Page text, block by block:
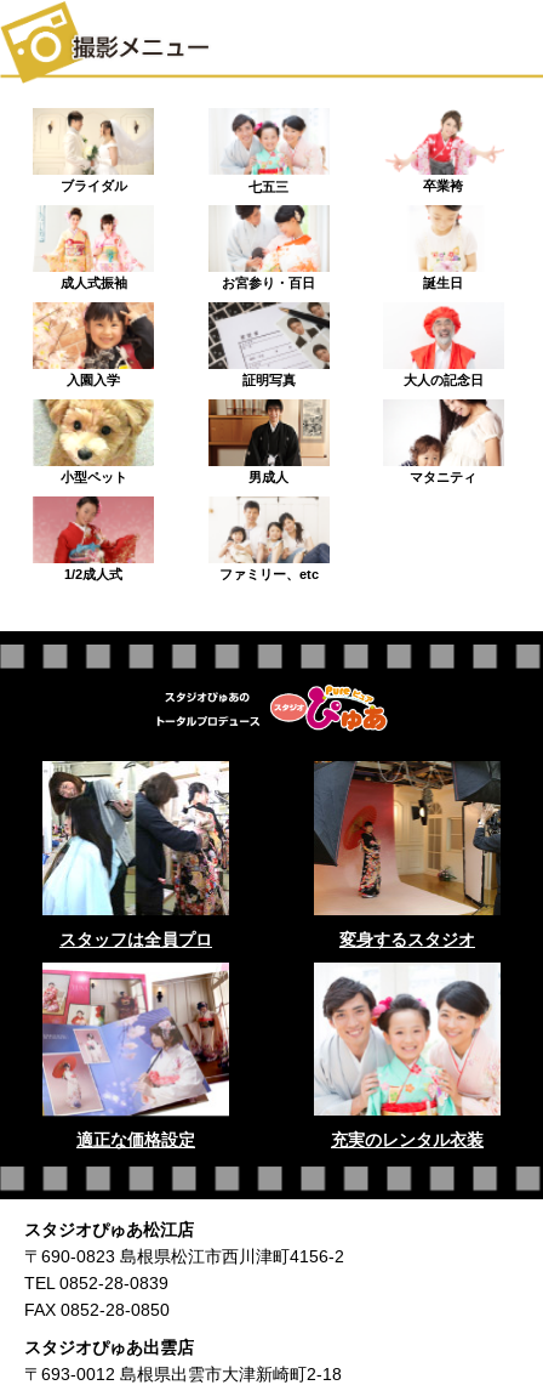
ブライダル 七五三 卒業袴
成人式振袖 お宮参り・百日 誕生日
入園入学 証明写真 大人の記念日
小型ペット 男成人 マタニティ
1/2成人式 ファミリー、etc
スタッフは全員プロ 変身するスタジオ
適正な価格設定 充実のレンタル衣装
スタジオぴゅあ松江店
〒690-0823 島根県松江市西川津町4156-2
TEL 0852-28-0839
FAX 0852-28-0850
スタジオぴゅあ出雲店
〒693-0012 島根県出雲市大津新崎町2-18